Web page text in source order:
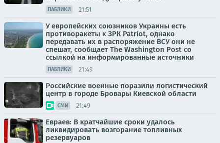
ПАБЛИКИ 21:51
У европейских союзников Украины есть
противоракеты к ЗРК Patriot, однако
передавать их в распоряжение ВСУ они не
спешат, сообщает The Washington Post со
ссылкой на информированные источники
ПАБЛИКИ 21:49
Российские военные поразили логистический
центр в городе Бровары Киевской области
СМИ 21:49
Евраев: В кратчайшие сроки удалось
ликвидировать возгорание топливных
резервуаров